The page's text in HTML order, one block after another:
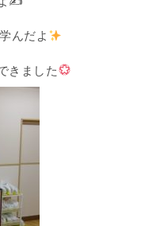
んだよ
きました